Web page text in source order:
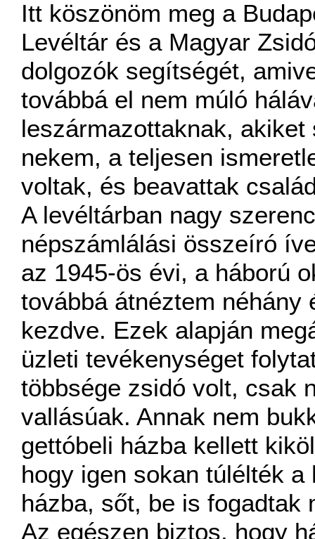
Itt köszönöm meg a
Levéltár és a Magyar
dolgozók segítségét,
továbbá el nem múló
leszármazottaknak,
nekem, a teljesen
voltak, és beavattak
A levéltárban nagy
népszámlálási összeíró
az 1945-ös évi, a háború
továbbá átnéztem
kezdve. Ezek alapján
üzleti tevékenységet
többsége zsidó volt, csak
vallásúak. Annak nem
gettóbeli házba kellett
hogy igen sokan túlélték
házba, sőt, be is fogadtak
Az egészen biztos, hogy